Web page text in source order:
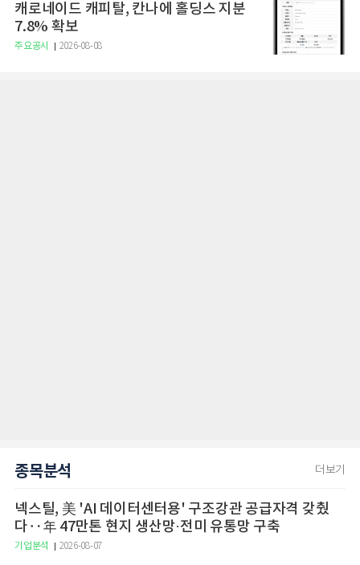
캐로네이드 캐피탈, 칸나에 홀딩스 지분
7.8% 확보
주요공시 2026-08-08
종목분석 더보기
넥스틸, 美 'AI 데이터센터용' 구조강관 공급자격 갖췄
다‥年 47만톤 현지 생산망·전미 유통망 구축
기업분석 2026-08-07